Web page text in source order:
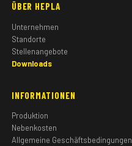
ÜBER HEPLA
Unternehmen
Standorte
Stellenangebote
Downloads
INFORMATIONEN
Produktion
Nebenkosten
Allgemeine Geschäftsbedingungen